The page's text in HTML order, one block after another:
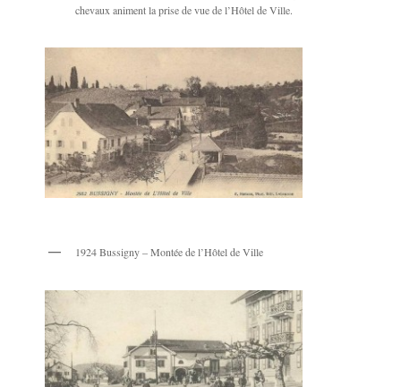
chevaux animent la prise de vue de l’Hôtel de Ville.
1924 Bussigny – Montée de l’Hôtel de Ville